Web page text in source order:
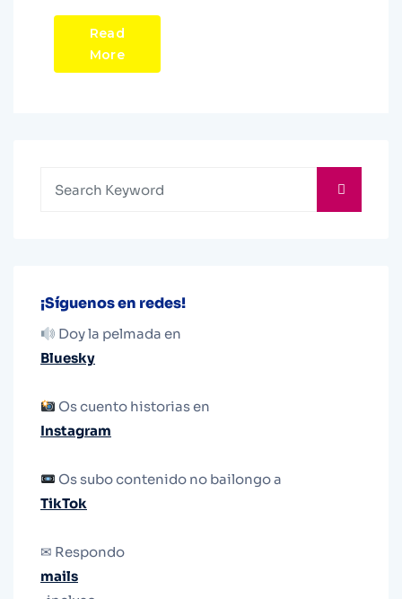
Read
More
¡Síguenos en redes!
Doy la pelmada en
Bluesky
Os cuento historias en
Instagram
Os subo contenido no bailongo a
TikTok
✉ Respondo
mails